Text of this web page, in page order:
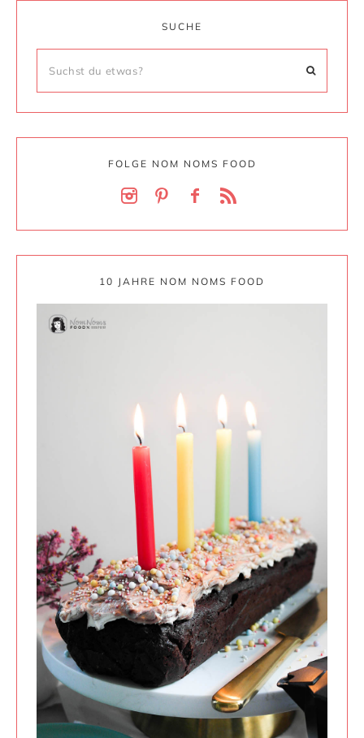
SUCHE
FOLGE NOM NOMS FOOD
10 JAHRE NOM NOMS FOOD